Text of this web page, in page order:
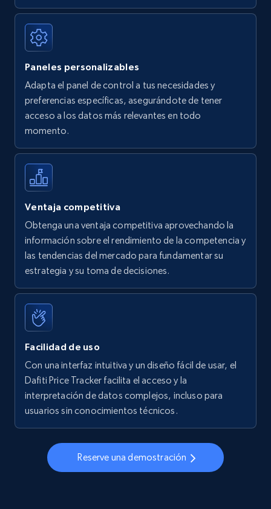
URL, Product name, Product rating, Product
Author name, Asin, and more.
7.4K+ 871+
Walmart - products
Specifications, Image urls, Top reviews, and
more.
5.6K+ 876+
Walmart - products - Find new products by
using specific category URL
URL, Final price, Sku, Currency, Gtin,
Specifications, Image urls, Top reviews, and
more.
Walmart - products - Collects products by
specific keywords
URL, Final price, Sku, Currency, Gtin,
Specifications, Image urls, Top reviews, and
Paneles personalizables
Adapta el panel de control a tus necesidades y
preferencias específicas, asegurándote de tener
acceso a los datos más relevantes en todo
momento.
Ventaja competitiva
Obtenga una ventaja competitiva aprovechando la
información sobre el rendimiento de la competencia y
las tendencias del mercado para fundamentar su
estrategia y su toma de decisiones.
Facilidad de uso
Con una interfaz intuitiva y un diseño fácil de usar, el
Dafiti Price Tracker facilita el acceso y la
interpretación de datos complejos, incluso para
usuarios sin conocimientos técnicos.
Reserve una demostración